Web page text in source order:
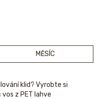
MĚSÍC
klid? Vyrobte si
z PET lahve